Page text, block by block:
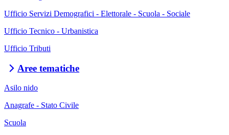
Ufficio Servizi Demografici - Elettorale - Scuola - Sociale
Ufficio Tecnico - Urbanistica
Ufficio Tributi
Aree tematiche
Asilo nido
Anagrafe - Stato Civile
Scuola